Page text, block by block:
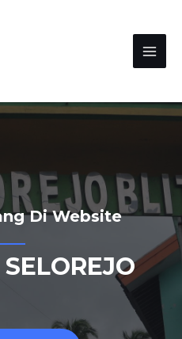
Di Website